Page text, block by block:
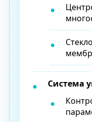
Система